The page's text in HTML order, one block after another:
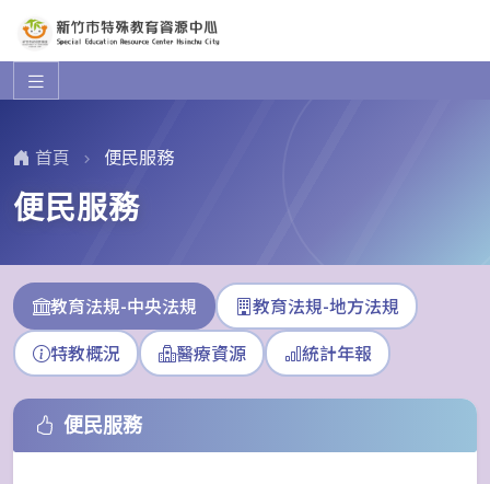
首頁 便民服務
便民服務
教育法規-中央法規
教育法規-地方法規
特教概況
醫療資源 統計年報
便民服務